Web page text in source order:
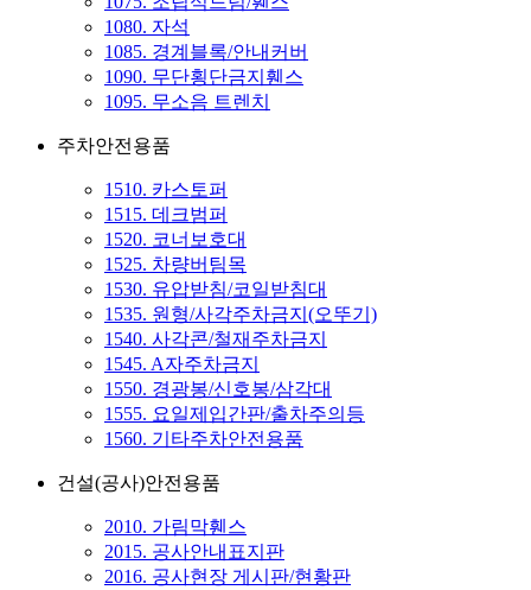
1080. 자석
1085. 경계블록/안내커버
1090. 무단횡단금지휀스
1095. 무소음 트렌치
주차안전용품
1510. 카스토퍼
1515. 데크범퍼
1520. 코너보호대
1525. 차량버팀목
1530. 유압받침/코일받침대
1535. 원형/사각주차금지(오뚜기)
1540. 사각콘/철재주차금지
1545. A자주차금지
1550. 경광봉/신호봉/삼각대
1555. 요일제입간판/출차주의등
1560. 기타주차안전용품
건설(공사)안전용품
2010. 가림막휀스
2015. 공사안내표지판
2016. 공사현장 게시판/현황판